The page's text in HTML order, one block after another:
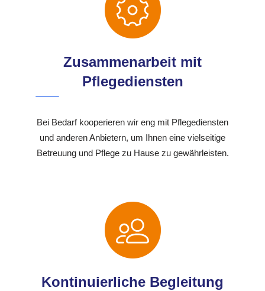
Zusammenarbeit mit
Pflegediensten
Bei Bedarf kooperieren wir eng mit Pflegediensten
und anderen Anbietern, um Ihnen eine vielseitige
Betreuung und Pflege zu Hause zu gewährleisten.
Kontinuierliche Begleitung